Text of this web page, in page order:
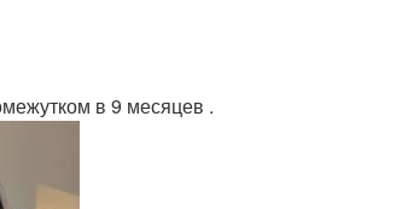
в 9 месяцев .